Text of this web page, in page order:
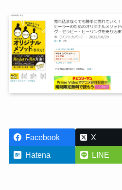
Facebook X
Hatena
LINE